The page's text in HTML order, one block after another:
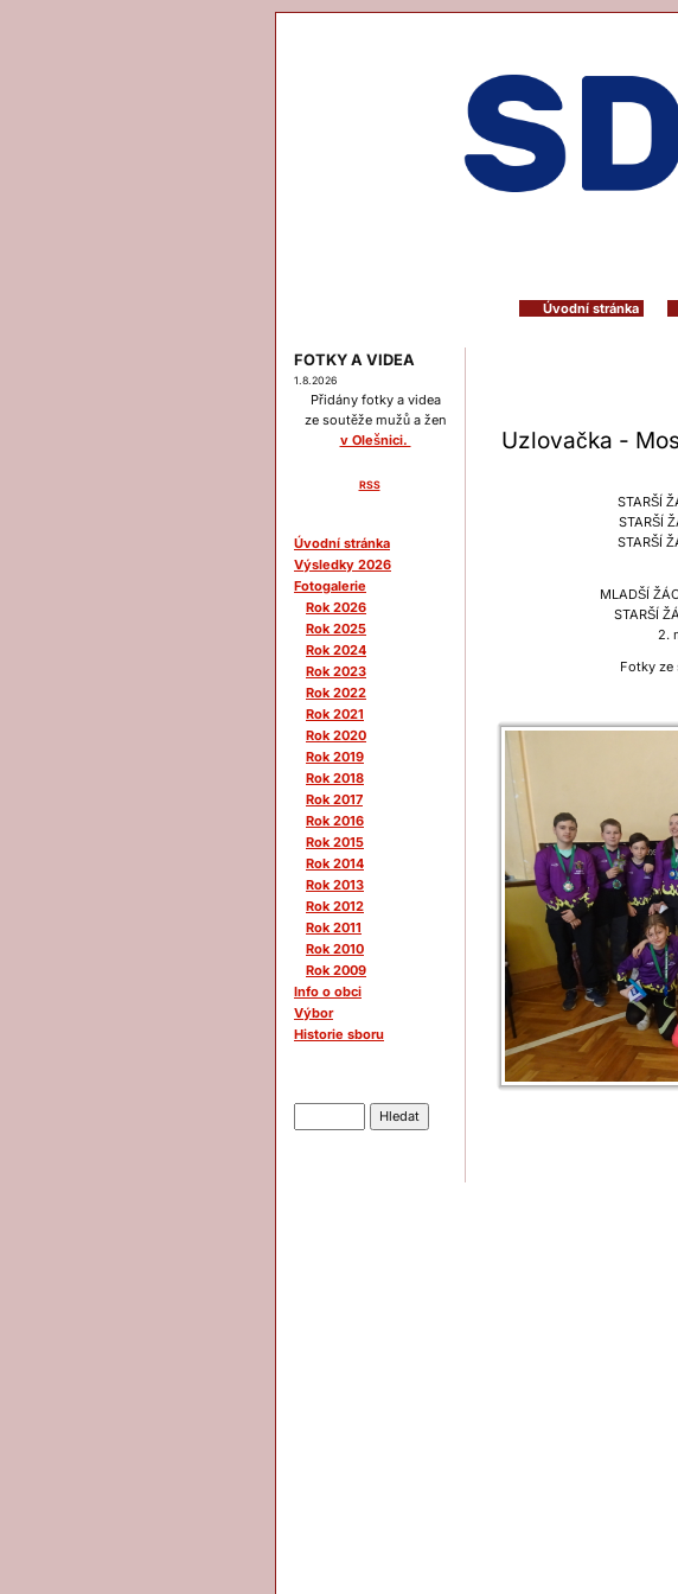
Úvodní stránka
FOTKY A VIDEA
1.8.2026
Přidány fotky a videa
ze soutěže mužů a žen
v Olešnici.
RSS
Úvodní stránka
Výsledky 2026
Fotogalerie
Rok 2026
Rok 2025
Rok 2024
Rok 2023
Rok 2022
Rok 2021
Rok 2020
Rok 2019
Rok 2018
Rok 2017
Rok 2016
Rok 2015
Rok 2014
Rok 2013
Rok 2012
Rok 2011
Rok 2010
Rok 2009
Info o obci
Výbor
Historie sboru
Uzlovačka -
STARŠÍ
STARŠÍ
STARŠÍ
MLADŠÍ
STARŠÍ
2.
Fotky ze